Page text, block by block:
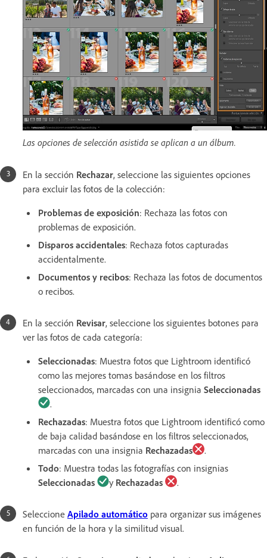
Las opciones de selección asistida se aplican a un álbum.
En la sección Rechazar, seleccione las siguientes opciones
para excluir las fotos de la colección:
Problemas de exposición: Rechaza las fotos con
problemas de exposición.
Disparos accidentales: Rechaza fotos capturadas
accidentalmente.
Documentos y recibos: Rechaza las fotos de documentos
o recibos.
En la sección Revisar, seleccione los siguientes botones para
ver las fotos de cada categoría:
Seleccionadas: Muestra fotos que Lightroom identificó
como las mejores tomas basándose en los filtros
seleccionados, marcadas con una insignia Seleccionadas
.
Rechazadas: Muestra fotos que Lightroom identificó como
de baja calidad basándose en los filtros seleccionados,
marcadas con una insignia Rechazadas
.
Todo: Muestra todas las fotografías con insignias
Seleccionadas
y Rechazadas .
Seleccione Apilado automático para organizar sus imágenes
en función de la hora y la similitud visual.